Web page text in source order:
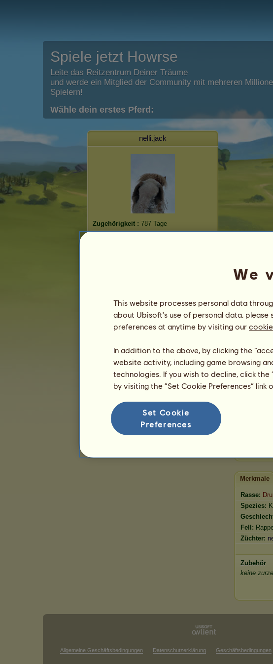
Spiele jetzt Howrse
Leite das Reitzentrum Deiner Träume
und werde ein Mitglied der Community mit mehreren
Spielern!
Wähle dein erstes Pferd:
nelli.jack
Zugehörigkeit : 787 Tage
Die Gesamtrangliste
Die Platzierung für die Rasse
Die höchsten Auszeichnungen
09:45
Merkmale
Rasse:
Spezies:
Fell:
Züchter:
Zubehör
keine
Allgemeine Geschäftsbedingungen Datenschutzerklärung Geschäftsbedingungen
We
This website processes personal data
about Ubisoft's use of personal data, please
preferences at anytime by visiting our
In addition to the above, by clicking the
website activity, including game browsing
technologies. If you wish to decline, click
by visiting the “Set Cookie Preferences”
Set Cookie
Preferences